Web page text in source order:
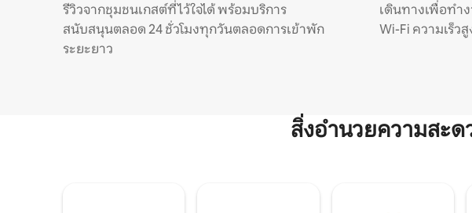
รีวิวจากชุมชนเกสต์ที่ไว้ใจได้ พร้อมบริการ
สนับสนุนตลอด 24 ชั่วโมงทุกวันตลอดการเข้าพัก
ระยะยาว
เดินทางเพื่อทำ
Wi-Fi ความเร็
สิ่งอำนวยความสะ